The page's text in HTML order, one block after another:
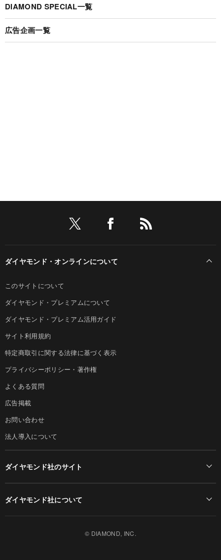
DIAMOND SPECIAL一覧
広告企画一覧
ダイヤモンド・オンラインについて
このサイトについて
ダイヤモンド・プレミアムについて
ダイヤモンド・プレミアム活用ガイド
サイト利用規約
特定商取引に関する法律に基づく表示
プライバシーポリシー・著作権
よくある質問
広告掲載
お問い合わせ
法人導入について
ダイヤモンド社のサイト
ダイヤモンド社について
© DIAMOND, INC.